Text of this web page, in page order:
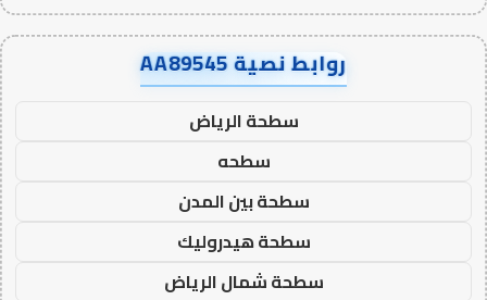
روابط نصية AA89545
سطحة الرياض
سطحه
سطحة بين المدن
سطحة هيدروليك
سطحة شمال الرياض